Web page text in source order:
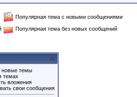
Популярная тема с новыми сообщениями
Популярная тема без новых сообщений
новые темы
темах
вложения
свои сообщения